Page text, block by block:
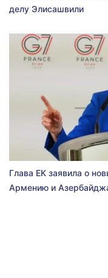
делу Элисашвили
Глава ЕК заявила о
Армению и